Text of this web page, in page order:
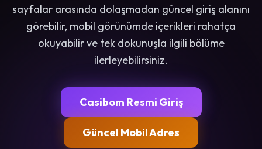
sayfalar arasında dolaşmadan güncel giriş alanını
görebilir, mobil görünümde içerikleri rahatça
okuyabilir ve tek dokunuşla ilgili bölüme
ilerleyebilirsiniz.
Casibom Resmi Giriş
Güncel Mobil Adres